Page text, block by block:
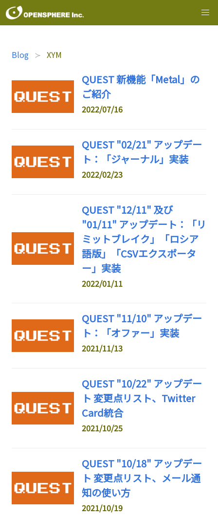
Blog XYM
QUEST 新機能「Metal」の
ご紹介
2022/07/16
QUEST "02/21" アップデー
ト：「ジャーナル」実装
2022/02/23
QUEST "12/11" 及び
"01/11" アップデート：「リ
ミットブレイク」「ロシア
語版」「CSVエクスポータ
ー」実装
2022/01/11
QUEST "11/10" アップデー
ト：「オファー」実装
2021/11/13
QUEST "10/22" アップデー
ト 変更点リスト、Twitter
Card統合
2021/10/25
QUEST "10/18" アップデー
ト 変更点リスト、メール通
知の使い方
2021/10/19